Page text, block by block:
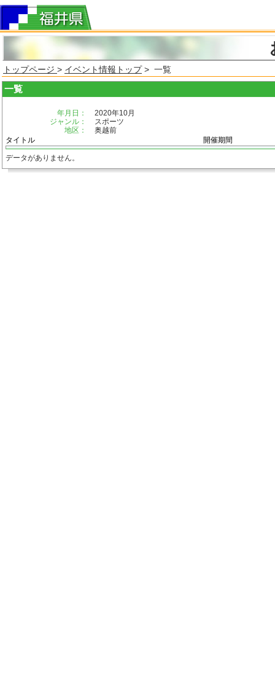
トップページ > イベント情報トップ> 一覧
一覧
年月日：
2020年10月
ジャンル：
スポーツ
地区：
奥越前
タイトル
開催期間
データがありません。